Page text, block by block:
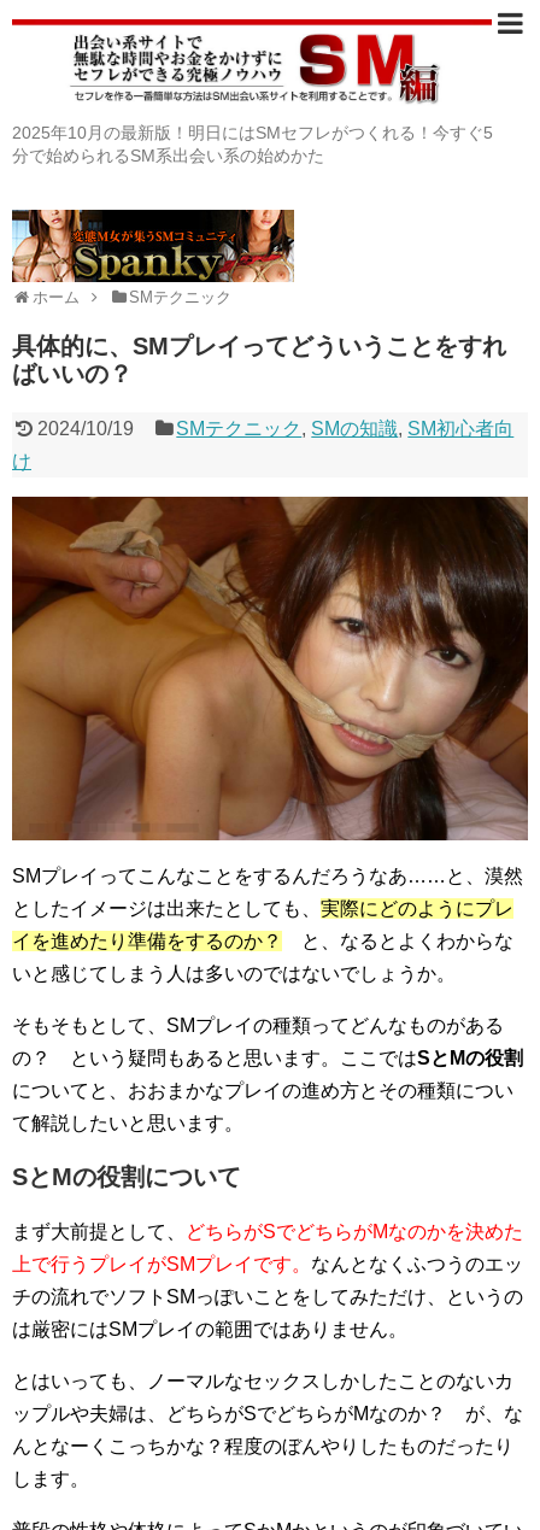
2025年10月の最新版！明日にはSMセフレがつくれる！今すぐ5
分で始められるSM系出会い系の始めかた
ホーム SMテクニック
具体的に、SMプレイってどういうことをすれ
ばいいの？
2024/10/19 SMテクニック , SMの知識, SM初心者向
け
SMプレイってこんなことをするんだろうなあ……と、漠然
としたイメージは出来たとしても、 実際にどのようにプレ
イを進めたり準備をするのか？
と、なるとよくわからな
いと感じてしまう人は多いのではないでしょうか。
そもそもとして、SMプレイの種類ってどんなものがある
の？ という疑問もあると思います。ここではSとMの役割
についてと、おおまかなプレイの進め方とその種類につい
て解説したいと思います。
SとMの役割について
まず大前提として、
どちらがSでどちらがMなのかを決めた
上で行うプレイがSMプレイです。 なんとなくふつうのエッ
チの流れでソフトSMっぽいことをしてみただけ、というの
は厳密にはSMプレイの範囲ではありません。
とはいっても、ノーマルなセックスしかしたことのないカ
ップルや夫婦は、どちらがSでどちらがMなのか？ が、な
んとなーくこっちかな？程度のぼんやりしたものだったり
します。